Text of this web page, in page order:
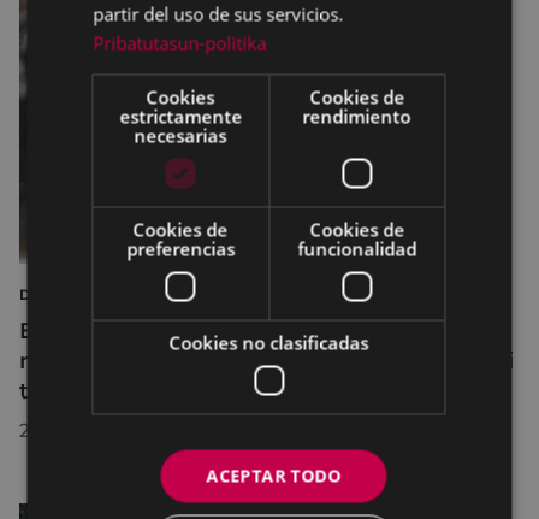
DEPORTES
Eibar homenajeará este viernes, 22 de
mayo, a Mikel Oyarzabal y Jon Gorrotxategi
tras conquistar la Copa del Rey
20/05/2026
partir del uso de sus servicios.
Pribatutasun-politika
Cookies
estrictamente
necesarias
Cookies de
rendimiento
Cookies de
preferencias
Cookies de
funcionalidad
Cookies no clasificadas
ACEPTAR TODO